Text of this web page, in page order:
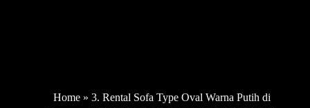
Home » 3. Rental Sofa Type Oval Warna Putih di